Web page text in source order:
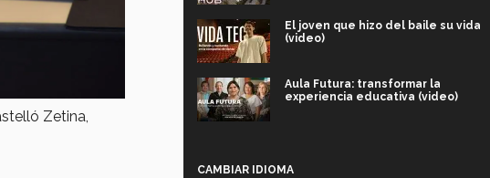
Zetina,
El joven que hizo del baile su vida
(video)
Aula Futura: transformar la
experiencia educativa (video)
CAMBIAR IDIOMA